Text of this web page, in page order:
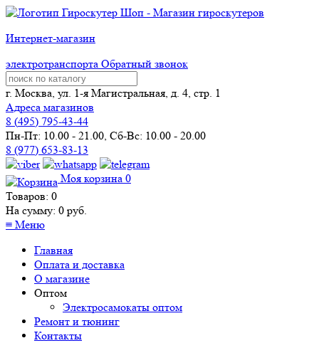
Интернет-магазин
электротранспорта Обратный звонок
г. Москва, ул. 1-я Магистральная, д. 4, стр. 1
Адреса магазинов
8 (495) 795-43-44
Пн-Пт: 10.00 - 21.00, Сб-Вс: 10.00 - 20.00
8 (977) 653-83-13
Моя корзина 0
Товаров: 0
На сумму: 0 руб.
≡ Меню
Главная
Оплата и доставка
О магазине
Оптом
Электросамокаты оптом
Ремонт и тюнинг
Контакты